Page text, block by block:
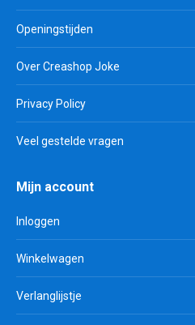
Openingstijden
Over Creashop Joke
Privacy Policy
Veel gestelde vragen
Mijn account
Inloggen
Winkelwagen
Verlanglijstje